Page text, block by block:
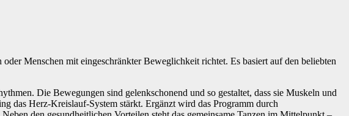
Menschen mit eingeschränkter Beweglichkeit richtet. Es basiert auf den beliebten
Die Bewegungen sind gelenkschonend und so gestaltet, dass sie Muskeln und
das Herz-Kreislauf-System stärkt. Ergänzt wird das Programm durch